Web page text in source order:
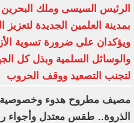
الرئيس السيسى وملك البحرين
بمدينة العلمين الجديدة لتعزيز
ويؤكدان على ضرورة تسوية
والوسائل السلمية وبذل كل
لتجنب التصعيد ووقف الحروب
مصيف مطروح هدوء وخصوصية
الذروة.. طقس معتدل وأجواء